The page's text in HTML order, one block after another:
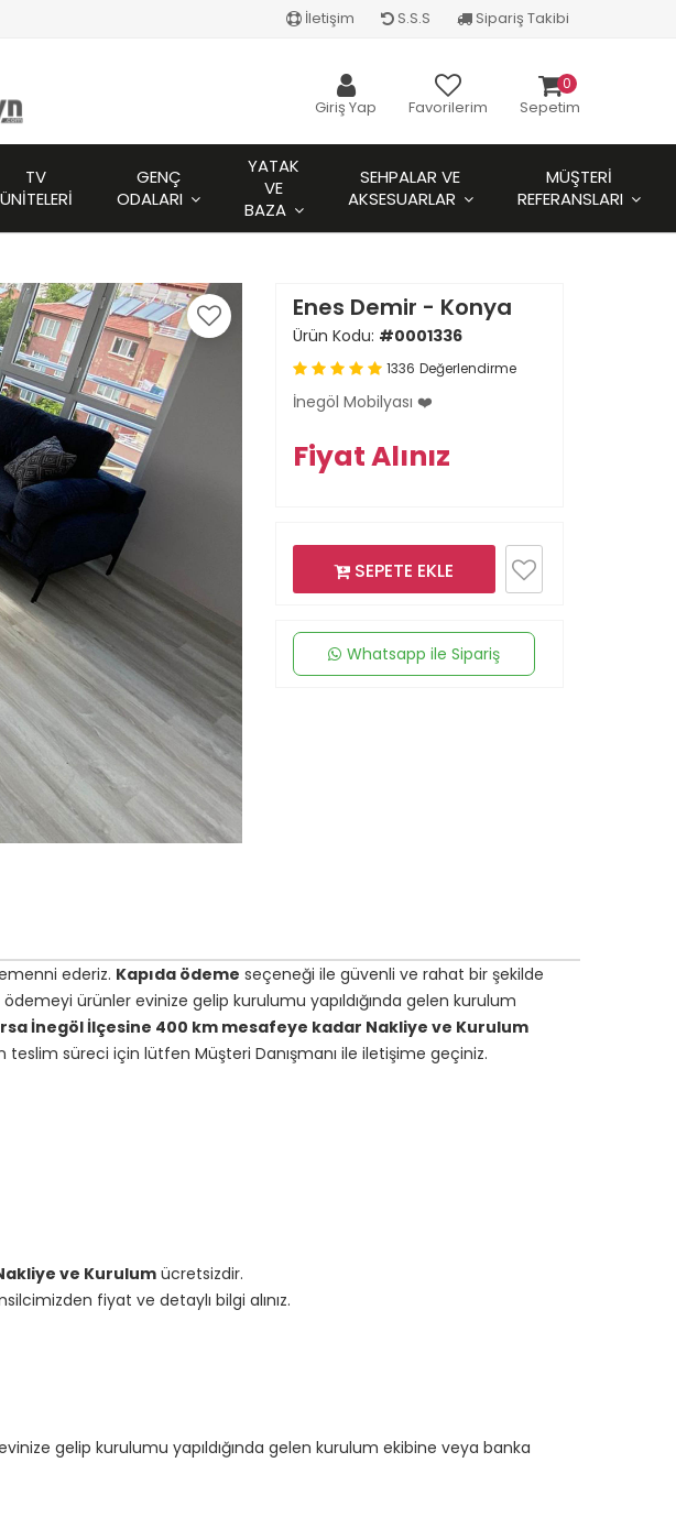
İletişim S.S.S Sipariş Takibi
Giriş Yap Favorilerim Sepetim
0
TV
ÜNITELERI
GENÇ
ODALARI
YATAK
VE
BAZA
SEHPALAR VE
AKSESUARLAR
MÜŞTERI
REFERANSLARI
Enes Demir - Konya
Ürün Kodu: #0001336
1336 Değerlendirme
İnegöl Mobilyası ❤️
Fiyat Alınız
SEPETE EKLE
Whatsapp ile Sipariş
ederiz. Kapıda ödeme seçeneği ile güvenli ve rahat bir şekilde
ürünler evinize gelip kurulumu yapıldığında gelen kurulum
İnegöl İlçesine 400 km mesafeye kadar Nakliye ve Kurulum
süreci için lütfen Müşteri Danışmanı ile iletişime geçiniz.
ve Kurulum ücretsizdir.
fiyat ve detaylı bilgi alınız.
gelip kurulumu yapıldığında gelen kurulum ekibine veya banka